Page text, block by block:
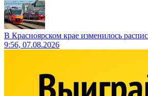
В Красноярском крае изменилось
9:56, 07.08.2026